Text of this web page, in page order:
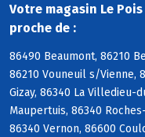
Votre magasin Le
proche de :
86490 Beaumont, 86210
86210 Vouneuil s/Vienne,
Gizay, 86340 La Villedieu-
Maupertuis, 86340
86340 Vernon, 86600